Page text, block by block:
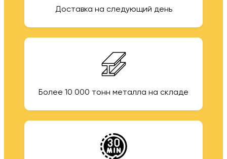
Доставка на следующий день
Более 10 000 тонн металла на складе